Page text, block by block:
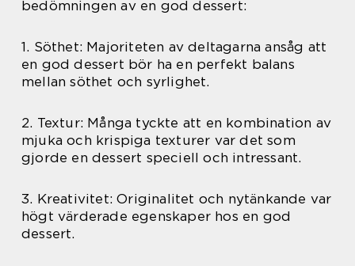
bedömningen av en god dessert:
1. Söthet: Majoriteten av deltagarna ansåg att
en god dessert bör ha en perfekt balans
mellan söthet och syrlighet.
2. Textur: Många tyckte att en kombination av
mjuka och krispiga texturer var det som
gjorde en dessert speciell och intressant.
3. Kreativitet: Originalitet och nytänkande var
högt värderade egenskaper hos en god
dessert.